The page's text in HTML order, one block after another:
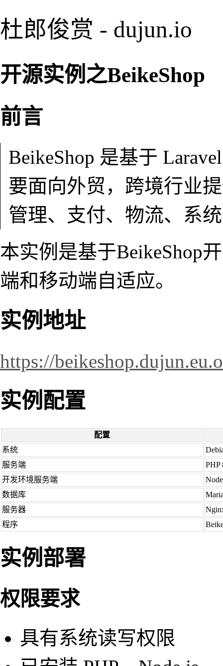
杜郎俊赏 - dujun.io
开源实例之BeikeShop
前言
BeikeShop 是基于
要面向外贸，跨境行业
管理、支付、物流、系
本实例是基于BeikeShop
端和移动端自适应。
实例地址
https://
实例配置
配置
系统
服务端
PHP
开发环境服务端
数据库
服务器
程序
实例部署
权限要求
具有系统读写权限